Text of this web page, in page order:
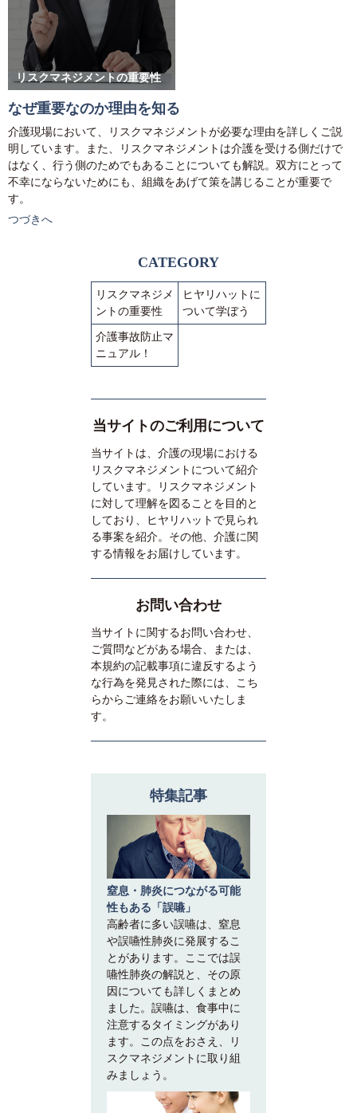
リスクマネジメントの重要性
なぜ重要なのか理由を知る
介護現場において、リスクマネジメントが必要な理由を詳しくご説
明しています。また、リスクマネジメントは介護を受ける側だけで
はなく、行う側のためでもあることについても解説。双方にとって
不幸にならないためにも、組織をあげて策を講じることが重要で
す。
つづきへ
CATEGORY
リスクマネジメ
ントの重要性
ヒヤリハットに
ついて学ぼう
介護事故防止マ
ニュアル！
当サイトのご利用について
当サイトは、介護の現場における
リスクマネジメントについて紹介
しています。リスクマネジメント
に対して理解を図ることを目的と
しており、ヒヤリハットで見られ
る事案を紹介。その他、介護に関
する情報をお届けしています。
お問い合わせ
当サイトに関するお問い合わせ、
ご質問などがある場合、または、
本規約の記載事項に違反するよう
な行為を発見された際には、こち
らからご連絡をお願いいたしま
す。
特集記事
窒息・肺炎につながる可能
性もある「誤嚥」
高齢者に多い誤嚥は、窒息
や誤嚥性肺炎に発展するこ
とがあります。ここでは誤
嚥性肺炎の解説と、その原
因についても詳しくまとめ
ました。誤嚥は、食事中に
注意するタイミングがあり
ます。この点をおさえ、リ
スクマネジメントに取り組
みましょう。